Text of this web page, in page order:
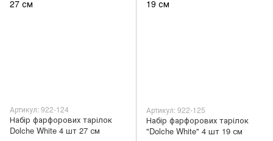
Артикул: 922-124
Набір фарфорових тарілок
Dolche White 4 шт 27 см
Артикул: 922-125
Набір фарфорових тарілок
"Dolche White" 4 шт 19 см